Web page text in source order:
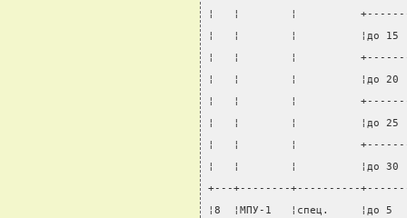
¦   ¦        ¦
¦   ¦        ¦          ¦до 15
¦   ¦        ¦
¦   ¦        ¦          ¦до 20
¦   ¦        ¦
¦   ¦        ¦          ¦до 25
¦   ¦        ¦
¦   ¦        ¦          ¦до 30
+---+--------+----------
¦8  ¦МПУ-1   ¦спец.     ¦до